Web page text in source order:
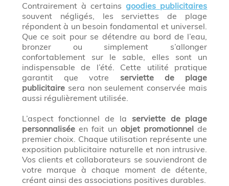
Contrairement à certainsgoodies publicitaires
souvent négligés, les serviettes de plage
répondent à un besoin fondamental et universel.
Que ce soit pour se détendre au bord de l’eau,
bronzer ou simplement s’allonger
confortablement sur le sable, elles sont un
indispensable de l’été. Cette utilité pratique
garantit que votre serviette de plage
publicitairesera non seulement conservée mais
aussi régulièrement utilisée.
L’aspect fonctionnel de la serviette de plage
personnaliséeen fait unobjet promotionnel de
premier choix. Chaque utilisation représente une
exposition publicitaire naturelle et non intrusive.
Vos clients et collaborateurs se souviendront de
votre marque à chaque moment de détente,
créant ainsi des associations positives durables.